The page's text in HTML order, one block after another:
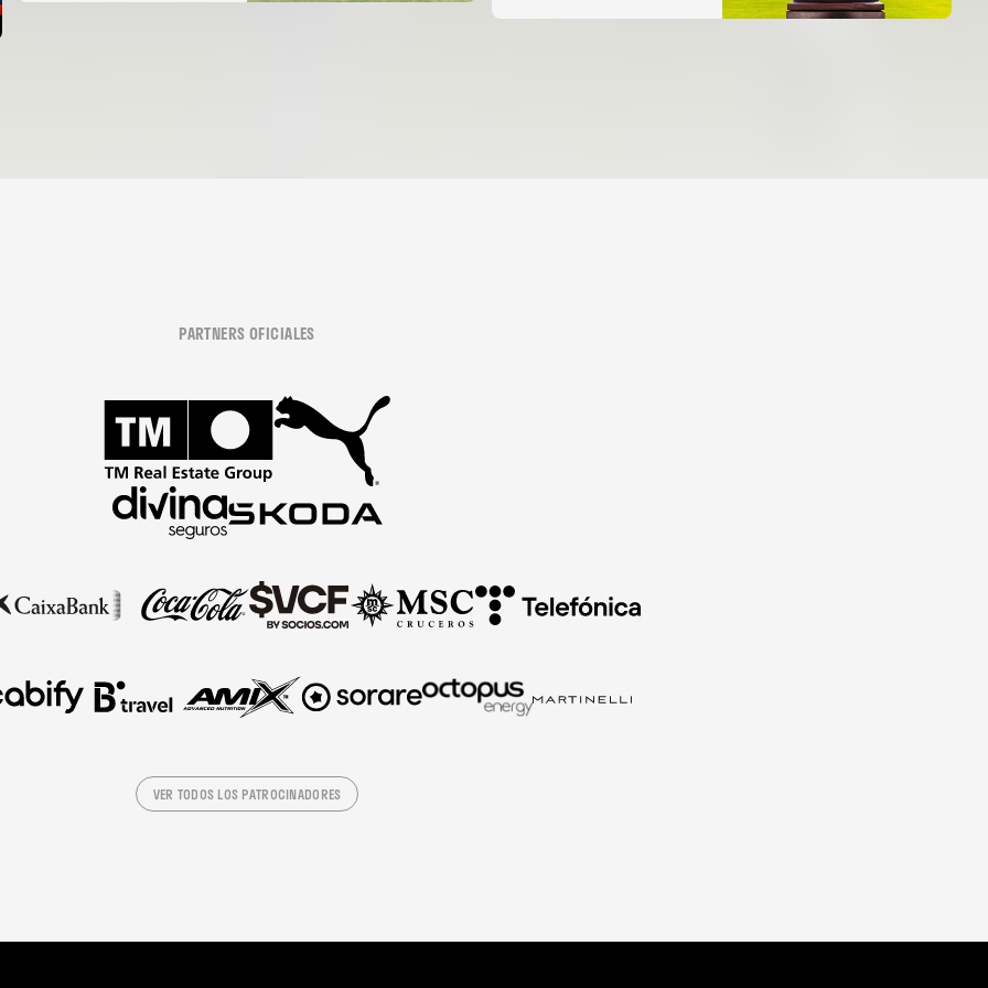
PARTNERS OFICIALES
VER TODOS LOS PATROCINADORES